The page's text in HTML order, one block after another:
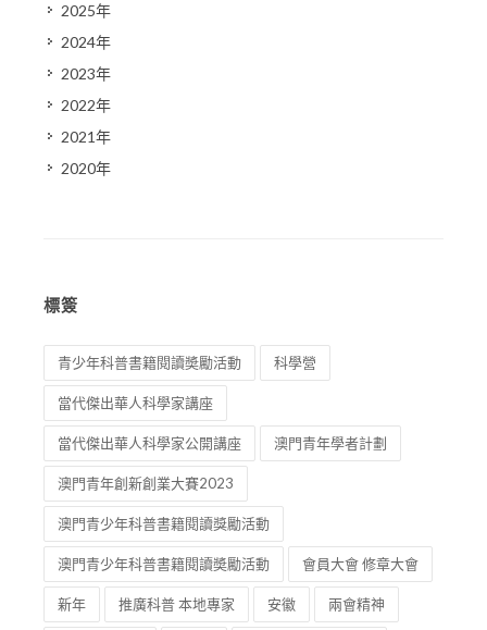
2025年
2024年
2023年
2022年
2021年
2020年
標簽
青少年科普書籍閱讀奬勵活動 科學營
當代傑出華人科學家講座
當代傑出華人科學家公開講座 澳門青年學者計劃
澳門青年創新創業大賽2023
澳門青少年科普書籍閱讀獎勵活動
澳門青少年科普書籍閱讀奬勵活動 會員大會 修章大會
新年 推廣科普 本地專家 安徽 兩會精神